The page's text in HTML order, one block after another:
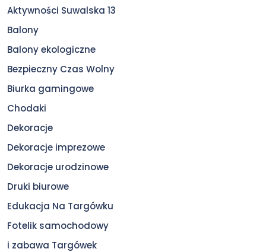
Aktywności Suwalska 13
Balony
Balony ekologiczne
Bezpieczny Czas Wolny
Biurka gamingowe
Chodaki
Dekoracje
Dekoracje imprezowe
Dekoracje urodzinowe
Druki biurowe
Edukacja Na Targówku
Fotelik samochodowy
i zabawa Targówek